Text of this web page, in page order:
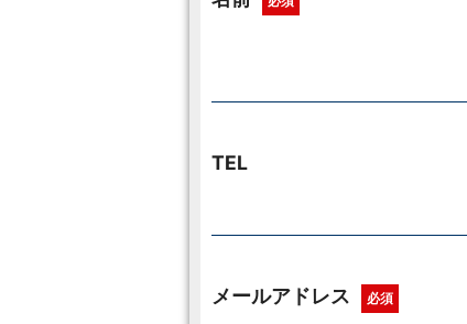
TEL
メールアドレス 必須